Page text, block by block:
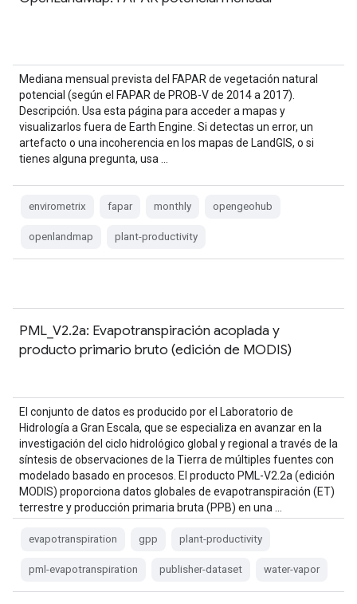
Mediana mensual prevista del FAPAR de vegetación natural
potencial (según el FAPAR de PROB-V de 2014 a 2017).
Descripción. Usa esta página para acceder a mapas y
visualizarlos fuera de Earth Engine. Si detectas un error, un
artefacto o una incoherencia en los mapas de LandGIS, o si
tienes alguna pregunta, usa …
envirometrix fapar monthly opengeohub
openlandmap plant-productivity
PML_V2.2a: Evapotranspiración acoplada y
producto primario bruto (edición de MODIS)
El conjunto de datos es producido por el Laboratorio de
Hidrología a Gran Escala, que se especializa en avanzar en la
investigación del ciclo hidrológico global y regional a través de la
síntesis de observaciones de la Tierra de múltiples fuentes con
modelado basado en procesos. El producto PML-V2.2a (edición
MODIS) proporciona datos globales de evapotranspiración (ET)
terrestre y producción primaria bruta (PPB) en una …
evapotranspiration gpp plant-productivity
pml-evapotranspiration publisher-dataset water-vapor